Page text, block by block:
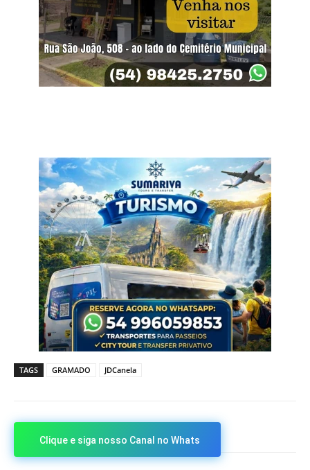
TAGS GRAMADO JDCanela
Clique e siga nosso Canal no Whats